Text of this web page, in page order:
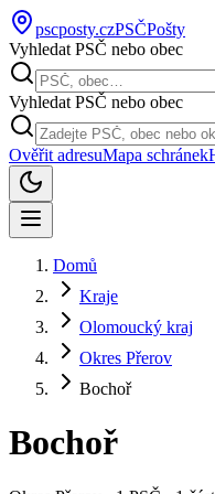
pscposty.czPSČPošty
Vyhledat PSČ nebo obec
Vyhledat PSČ nebo obec
Ověřit adresuMapa schránek
Domů
Kraje
Olomoucký kraj
Okres Přerov
Bochoř
Bochoř